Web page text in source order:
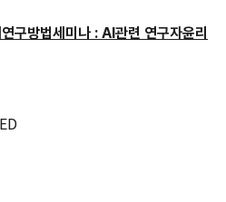
구방법세미나 : AI관련 연구자윤리